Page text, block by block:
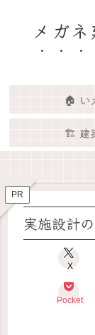
メガ
🏠 い
🏗️ 建
🏠✨ 建築士と考え
🏗️✨ 建築 × エンタ
PR
実施設計
X
Pocket